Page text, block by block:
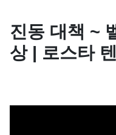
진동 대책 ~
상 | 로스타